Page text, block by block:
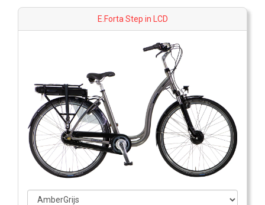
E.Forta Step in LCD